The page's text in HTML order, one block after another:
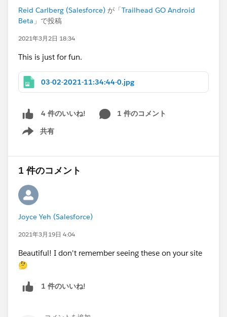
Reid Carlberg (Salesforce) が「Trailhead GO Android
Beta 」で投稿
2021年3月2日 18:34
This is just for fun.
03-02-2021-11:34:44-0.jpg
4 件のいいね!
1 件のコメント
共有
Show menu
1 件のコメント
Joyce Yeh (Salesforce)
2021年3月19日 4:04
Beautiful! I don't remember seeing these on your site
🤔
1 件のいいね!